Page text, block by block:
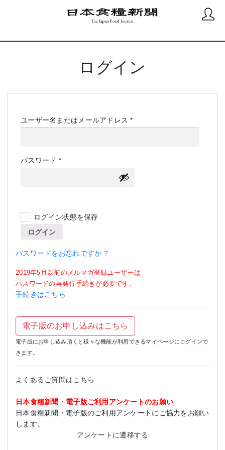
ログイン
ユーザー名またはメールアドレス*必
パスワード *必
須
ログイン状態を保存
ログイン
パスワードをお忘れですか ?
2019年5月以前のメルマガ登録ユーザーは
パスワードの再発行手続きが必要です。
手続きはこちら
電子版のお申し込みはこちら
電子版にお申し込み頂くと様々な機能が利用できるマイページにログインで
きます。
よくあるご質問はこちら
日本食糧新聞・電子版ご利用アンケートのお願い
日本食糧新聞・電子版のご利用アンケートにご協力をお願い
します。
アンケートに遷移する